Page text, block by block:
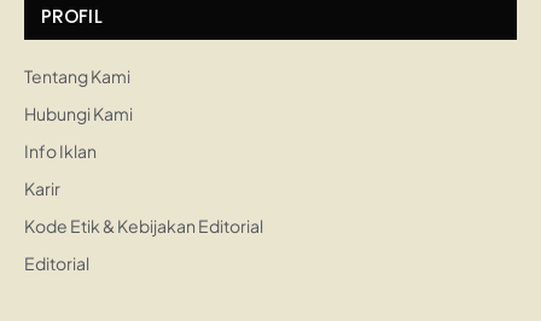
PROFIL
Tentang Kami
Hubungi Kami
Info Iklan
Karir
Kode Etik & Kebijakan Editorial
Editorial